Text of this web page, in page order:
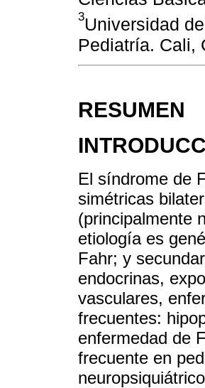
3Universidad
Pediatría. Cali,
RESUMEN
El síndrome de
simétricas
(principalmente
etiología es
Fahr; y
endocrinas,
vasculares,
frecuentes:
enfermedad de
frecuente en